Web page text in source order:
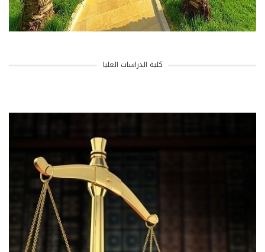
كلية الدراسات العليا